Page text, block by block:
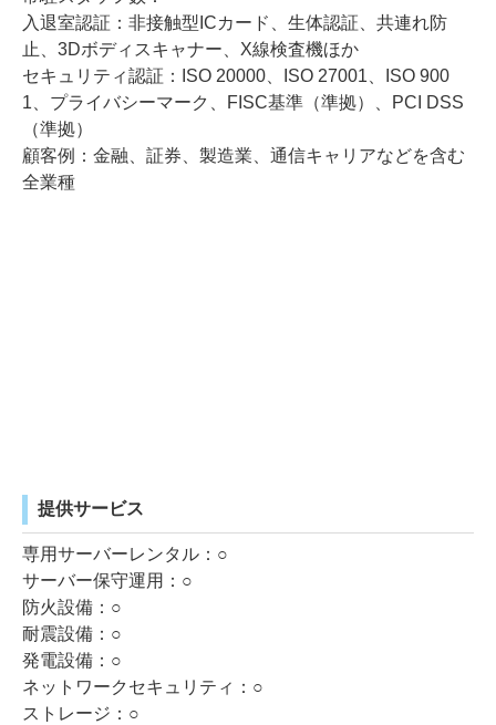
入退室認証：非接触型ICカード、生体認証、共連れ防
止、3Dボディスキャナー、X線検査機ほか
セキュリティ認証：ISO 20000、ISO 27001、ISO 900
1、プライバシーマーク、FISC基準（準拠）、PCI DSS
（準拠）
顧客例：金融、証券、製造業、通信キャリアなどを含む
全業種
提供サービス
専用サーバーレンタル：○
サーバー保守運用：○
防火設備：○
耐震設備：○
発電設備：○
ネットワークセキュリティ：○
ストレージ：○